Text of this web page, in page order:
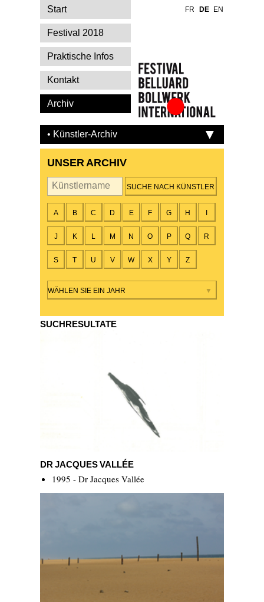
Festival Belluard
International
• Künstler-Archiv
UNSER ARCHIV
A B C D E F G H
J K L M N O P Q R
S T U V W X Y Z
WÄHLEN SIE EIN JAHR
SUCHRESULTATE
DR JACQUES VALLÉE
1995 - Dr Jacques Vallée
Start
Festival 2018
Praktische Infos
Kontakt
Archiv
FR DE EN